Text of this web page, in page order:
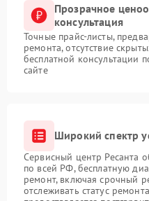
Прозрачное
консультация
Точные прайс-листы,
ремонта, отсутствие
бесплатной консультации
сайте
Широкий спектр
Сервисный центр Ресанта
по всей РФ, бесплатную
ремонт, включая срочный
отслеживать статус